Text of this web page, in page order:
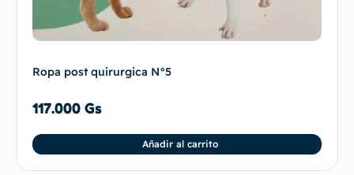
Ropa post quirurgica N°5
117.000 Gs
Añadir al carrito